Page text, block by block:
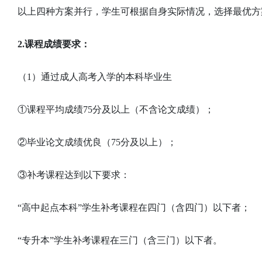
以上四种方案并行，学生可根据自身实际情况，选择最优
2.课程成绩要求：
（1）通过成人高考入学的本科毕业生
①课程平均成绩75分及以上（不含论文成绩）；
②毕业论文成绩优良（75分及以上）；
③补考课程达到以下要求：
“高中起点本科”学生补考课程在四门（含四门）以下者；
“专升本”学生补考课程在三门（含三门）以下者。